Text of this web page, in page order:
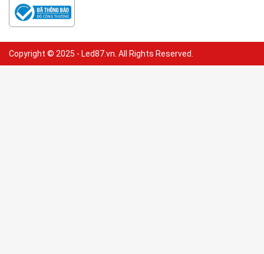
Copyright © 2025 - Led87.vn. All Rights Reserved.